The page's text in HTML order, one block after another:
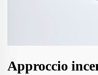
Approccio